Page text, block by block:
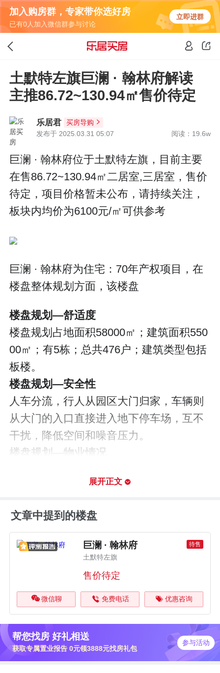
加入购房群，专家带你选好房
已有0人加入微信群参与讨论
立即进群
土默特左旗巨澜 · 翰林府解读
主推86.72~130.94㎡售价待定
乐居君
买房导购
发布于 2025.03.31 05:07
阅读：19.6w
巨澜 · 翰林府位于土默特左旗，目前主要
在售86.72~130.94㎡二居室,三居室，售价
待定，项目价格暂未公布，请持续关注，
板块内均价为6100元/㎡可供参考
巨澜 · 翰林府为住宅：70年产权项目，在
楼盘整体规划方面，该楼盘
楼盘规划—舒适度
楼盘规划占地面积58000㎡；建筑面积550
00㎡；有5栋；总共476户；建筑类型包括
板楼。
楼盘规划—安全性
人车分流，行人从园区大门归家，车辆则
从大门的入口直接进入地下停车场，互不
干扰，降低空间和噪音压力。
楼盘规划—物业情况
离）内有4个综合医院，最近的是呼市政德医院，距离楼盘858
在户型设计方面，D户型户型是其主力户
型之一，该户型为三居室、南北设计，6米
阔尺大开间，阔尺宽厅。 主卧套房，配独
立卫浴，尊享私密。 LDK一体，餐客厨一
体化，共享生活空间。 高得房率，功能空
间实用扩展。
展开正文
文章中提到的楼盘
巨澜 · 翰林府 待售
土默特左旗
售价待定
微信聊 免费电话 优惠咨询
帮您找房 好礼相送
获取专属置业报告 0元领3888元找房礼包
参与活动